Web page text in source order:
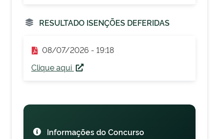
RESULTADO ISENÇÕES DEFERIDAS
08/07/2026 - 19:18
Clique aqui
Informações do Concurso